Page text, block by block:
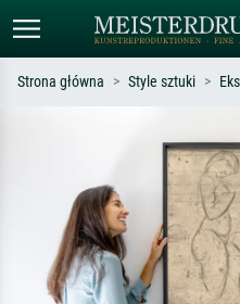
Szukaj wg artysty, tytułu lub stylu – np.
Monet, Gwiaździsta noc,
impresjonizm, fala Hokusaia, akt.
Strona główna Style sztuki